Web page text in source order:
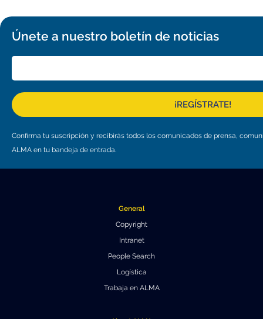
Únete a nuestro boletín de noticias
¡REGÍSTRATE!
Confirma tu suscripción y recibirás todos los comunicados de prensa,
ALMA en tu bandeja de entrada.
General
Copyright
Intranet
People Search
Logística
Trabaja en ALMA